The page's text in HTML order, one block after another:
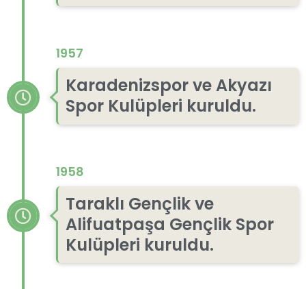
1957
Karadenizspor ve Akyazı
Spor Kulüpleri kuruldu.
1958
Taraklı Gençlik ve
Alifuatpaşa Gençlik Spor
Kulüpleri kuruldu.